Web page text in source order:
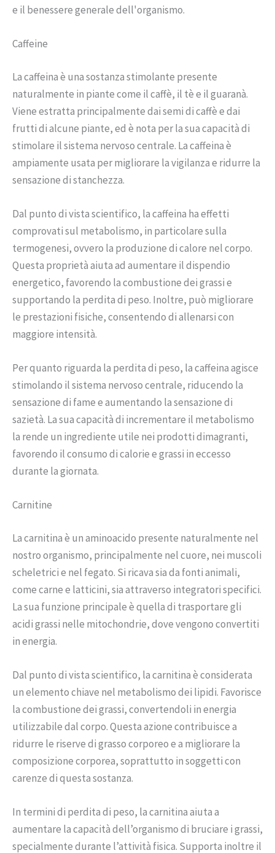
e il benessere generale dell'organismo.
Caffeine
La caffeina è una sostanza stimolante presente
naturalmente in piante come il caffè, il tè e il guaranà.
Viene estratta principalmente dai semi di caffè e dai
frutti di alcune piante, ed è nota per la sua capacità di
stimolare il sistema nervoso centrale. La caffeina è
ampiamente usata per migliorare la vigilanza e ridurre la
sensazione di stanchezza.
Dal punto di vista scientifico, la caffeina ha effetti
comprovati sul metabolismo, in particolare sulla
termogenesi, ovvero la produzione di calore nel corpo.
Questa proprietà aiuta ad aumentare il dispendio
energetico, favorendo la combustione dei grassi e
supportando la perdita di peso. Inoltre, può migliorare
le prestazioni fisiche, consentendo di allenarsi con
maggiore intensità.
Per quanto riguarda la perdita di peso, la caffeina agisce
stimolando il sistema nervoso centrale, riducendo la
sensazione di fame e aumentando la sensazione di
sazietà. La sua capacità di incrementare il metabolismo
la rende un ingrediente utile nei prodotti dimagranti,
favorendo il consumo di calorie e grassi in eccesso
durante la giornata.
Carnitine
La carnitina è un aminoacido presente naturalmente nel
nostro organismo, principalmente nel cuore, nei muscoli
scheletrici e nel fegato. Si ricava sia da fonti animali,
come carne e latticini, sia attraverso integratori specifici.
La sua funzione principale è quella di trasportare gli
acidi grassi nelle mitochondrie, dove vengono convertiti
in energia.
Dal punto di vista scientifico, la carnitina è considerata
un elemento chiave nel metabolismo dei lipidi. Favorisce
la combustione dei grassi, convertendoli in energia
utilizzabile dal corpo. Questa azione contribuisce a
ridurre le riserve di grasso corporeo e a migliorare la
composizione corporea, soprattutto in soggetti con
carenze di questa sostanza.
In termini di perdita di peso, la carnitina aiuta a
aumentare la capacità dell’organismo di bruciare i grassi,
specialmente durante l’attività fisica. Supporta inoltre il